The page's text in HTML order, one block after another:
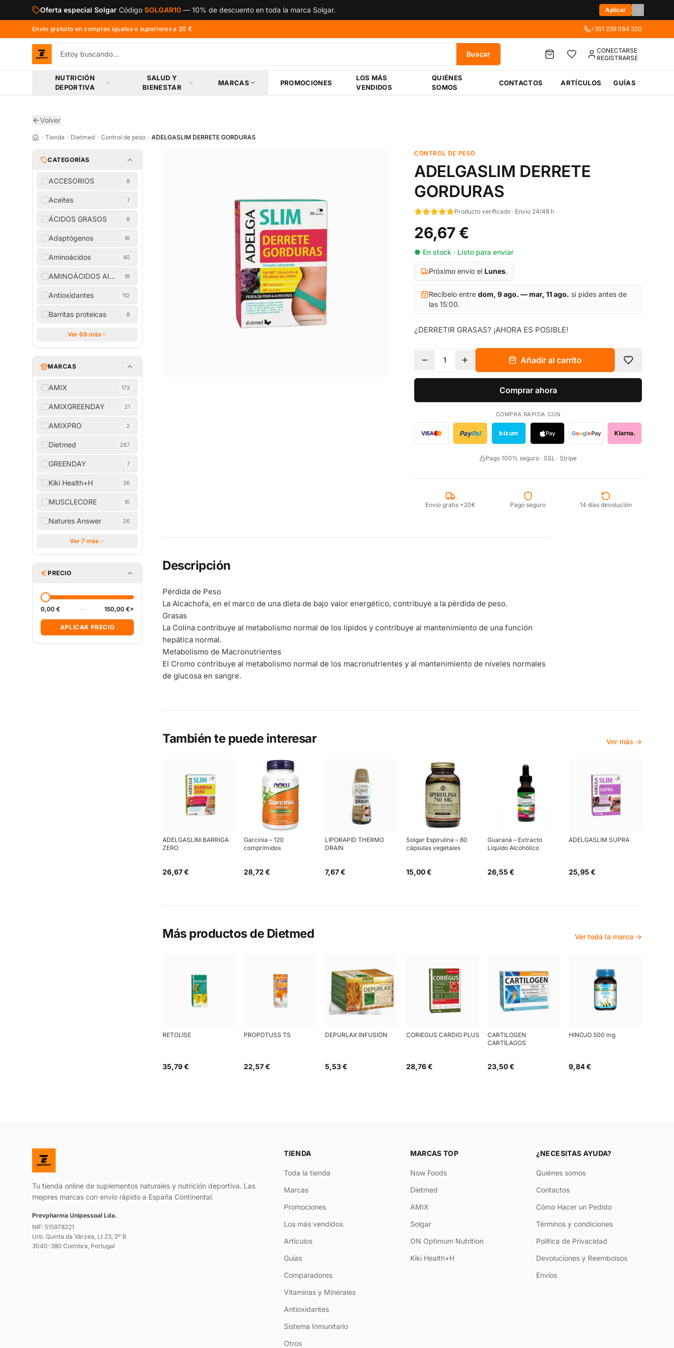
Saltar al contenido principal
Oferta especial Solgar Código SOLGAR10 — 10% de descuento en toda la marca Solgar. Aplicar
Envío gratuito en compras iguales o superiores a 20 € +351 239 084 320
Buscar
CONECTARSE
REGISTRARSE
NUTRICIÓN
DEPORTIVA
SALUD Y
BIENESTAR
MARCAS PROMOCIONES
LOS MÁS
VENDIDOS
QUIÉNES
SOMOS
CONTACTOS ARTÍCULOS GUÍAS
Volver
Tienda Dietmed Control de peso ADELGASLIM DERRETE GORDURAS
CATEGORÍAS
ACCESORIOS 8
Aceites 7
ÁCIDOS GRASOS 8
Adaptógenos 16
Aminoácidos 40
AMINOÁCIDOS AISLADOS
19
Antioxidantes 112
Barritas proteicas 8
Ver 69 más
MARCAS
AMIX 173
AMIXGREENDAY 21
AMIXPRO 2
Dietmed 267
GREENDAY 7
Kiki Health+H 36
MUSCLECORE 10
Natures Answer 26
Ver 7 más
PRECIO
0,00 € – 150,00 €+
APLICAR PRECIO
CONTROL DE PESO
ADELGASLIM DERRETE
GORDURAS
Producto verificado · Envío 24/48 h
26,67 €
● En stock · Listo para enviar
Próximo envío el Lunes.
Recíbelo entre dom, 9 ago. — mar, 11 ago. si pides antes de
las 15:00.
¿DERRETIR GRASAS? ¡AHORA ES POSIBLE!
1 Añadir al carrito
Comprar ahora
COMPRA RÁPIDA CON
VISA PayPal bizum Pay GooglePay Klarna.
Pago 100% seguro · SSL · Stripe
Envío gratis +20€ Pago seguro 14 días devolución
Descripción
Pérdida de Peso
La Alcachofa, en el marco de una dieta de bajo valor energético, contribuye a la pérdida de peso.
Grasas
La Colina contribuye al metabolismo normal de los lípidos y contribuye al mantenimiento de una función
hepática normal.
Metabolismo de Macronutrientes
El Cromo contribuye al metabolismo normal de los macronutrientes y al mantenimiento de niveles normales
de glucosa en sangre.
También te puede interesar Ver más →
ADELGASLIM BARRIGA
ZERO
26,67 €
Garcinia – 120
comprimidos
28,72 €
LIPORAPID THERMO
DRAIN
7,67 €
Solgar Espirulina – 80
cápsulas vegetales
15,00 €
Guaraná – Extracto
Líquido Alcohólico
26,55 €
ADELGASLIM SUPRA
25,95 €
Más productos de Dietmed Ver toda la marca →
RETOLISE
35,79 €
PROPOTUSS TS
22,57 €
DEPURLAX INFUSIÓN
5,53 €
CORIEGUS CARDIO PLUS
28,76 €
CARTILOGEN
CARTÍLAGOS
23,50 €
HINOJO 500 mg
9,84 €
Tu tienda online de suplementos naturales y nutrición deportiva. Las
mejores marcas con envío rápido a España Continental.
Prevpharma Unipessoal Lda.
NIF: 515978221
Urb. Quinta da Várzea, Lt 23, 2º B
3040-380 Coimbra, Portugal
TIENDA
Toda la tienda
Marcas
Promociones
Los más vendidos
Artículos
Guías
Comparadores
Vitaminas y Minerales
Antioxidantes
Sistema Inmunitario
Otros
MARCAS TOP
Now Foods
Dietmed
AMIX
Solgar
ON Optimum Nutrition
Kiki Health+H
¿NECESITAS AYUDA?
Quiénes somos
Contactos
Cómo Hacer un Pedido
Términos y condiciones
Política de Privacidad
Devoluciones y Reembolsos
Envíos